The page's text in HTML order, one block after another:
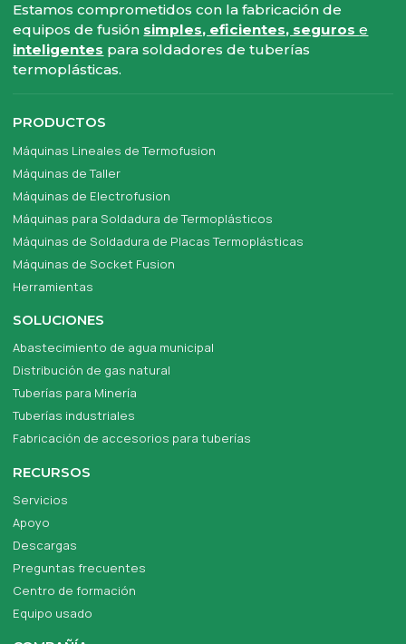
Estamos comprometidos con la fabricación de
equipos de fusión simples, eficientes, segurose
inteligentes para soldadores de tuberías
termoplásticas.
PRODUCTOS
Máquinas Lineales de Termofusion
Máquinas de Taller
Máquinas de Electrofusion
Máquinas para Soldadura de Termoplásticos
Máquinas de Soldadura de Placas Termoplásticas
Máquinas de Socket Fusion
Herramientas
SOLUCIONES
Abastecimiento de agua municipal
Distribución de gas natural
Tuberías para Minería
Tuberías industriales
Fabricación de accesorios para tuberías
RECURSOS
Servicios
Apoyo
Descargas
Preguntas frecuentes
Centro de formación
Equipo usado